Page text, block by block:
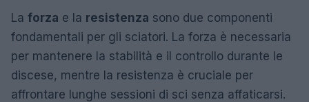
La forza e la resistenza sono due componenti
fondamentali per gli sciatori. La forza è necessaria
per mantenere la stabilità e il controllo durante le
discese, mentre la resistenza è cruciale per
affrontare lunghe sessioni di sci senza affaticarsi.